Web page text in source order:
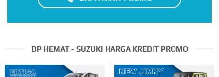
DP HEMAT - SUZUKI HARGA KREDIT PROMO